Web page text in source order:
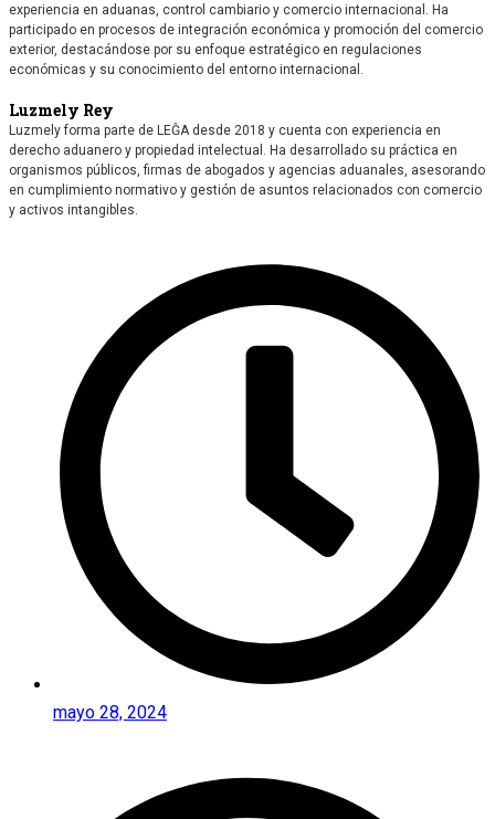
experiencia en aduanas, control cambiario y comercio internacional. Ha
participado en procesos de integración económica y promoción del comercio
exterior, destacándose por su enfoque estratégico en regulaciones
económicas y su conocimiento del entorno internacional.
Luzmely Rey
Luzmely forma parte de LEĜA desde 2018 y cuenta con experiencia en
derecho aduanero y propiedad intelectual. Ha desarrollado su práctica en
organismos públicos, firmas de abogados y agencias aduanales, asesorando
en cumplimiento normativo y gestión de asuntos relacionados con comercio
y activos intangibles.
mayo 28, 2024